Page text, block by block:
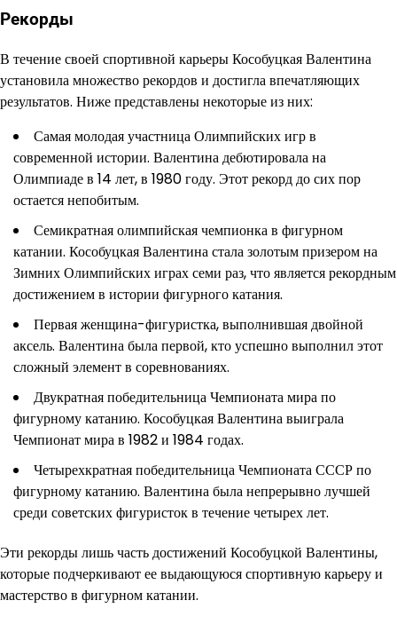
Рекорды
В течение своей спортивной карьеры Кособуцкая Валентина
установила множество рекордов и достигла впечатляющих
результатов. Ниже представлены некоторые из них:
Самая молодая участница Олимпийских игр в
современной истории. Валентина дебютировала на
Олимпиаде в 14 лет, в 1980 году. Этот рекорд до сих пор
остается непобитым.
Семикратная олимпийская чемпионка в фигурном
катании. Кособуцкая Валентина стала золотым призером на
Зимних Олимпийских играх семи раз, что является рекордным
достижением в истории фигурного катания.
Первая женщина-фигуристка, выполнившая двойной
аксель. Валентина была первой, кто успешно выполнил этот
сложный элемент в соревнованиях.
Двукратная победительница Чемпионата мира по
фигурному катанию. Кособуцкая Валентина выиграла
Чемпионат мира в 1982 и 1984 годах.
Четырехкратная победительница Чемпионата СССР по
фигурному катанию. Валентина была непрерывно лучшей
среди советских фигуристок в течение четырех лет.
Эти рекорды лишь часть достижений Кособуцкой Валентины,
которые подчеркивают ее выдающуюся спортивную карьеру и
мастерство в фигурном катании.